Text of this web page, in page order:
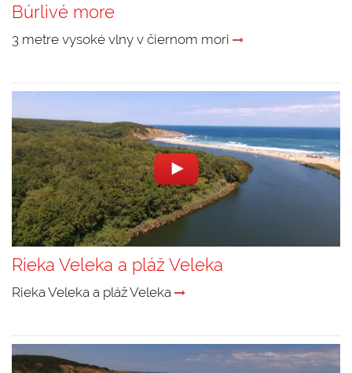
Búrlivé more
3 metre vysoké vlny v čiernom mori
Rieka Veleka a pláž Veleka
Rieka Veleka a pláž Veleka